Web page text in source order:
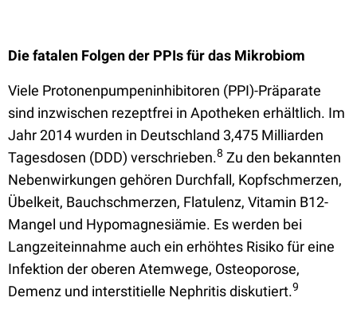
Die fatalen Folgen der PPIs für das Mikrobiom
Viele Protonenpumpeninhibitoren (PPI)-Präparate
sind inzwischen rezeptfrei in Apotheken erhältlich. Im
Jahr 2014 wurden in Deutschland 3,475 Milliarden
Tagesdosen (DDD) verschrieben.8 Zu den bekannten
Nebenwirkungen gehören Durchfall, Kopfschmerzen,
Übelkeit, Bauchschmerzen, Flatulenz, Vitamin B12-
Mangel und Hypomagnesiämie. Es werden bei
Langzeiteinnahme auch ein erhöhtes Risiko für eine
Infektion der oberen Atemwege, Osteoporose,
Demenz und interstitielle Nephritis diskutiert.9